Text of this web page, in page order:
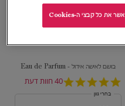
בושם לאישה אידול - Eau de Parfum
4.9
star
40 חוות דעת
בחרי גוון
אשר את כל קבצי ה-Cookies